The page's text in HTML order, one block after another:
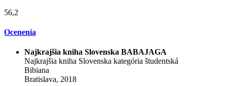
56,2
Ocenenia
Najkrajšia kniha Slovenska BABAJAGA
Najkrajšia kniha Slovenska kategória študentská
Bibiana
Bratislava, 2018